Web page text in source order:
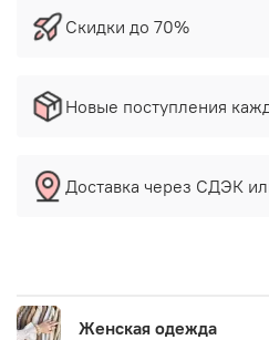
Скидки до 70%
Новые поступления
Доставка через СДЭК
Женская одежда